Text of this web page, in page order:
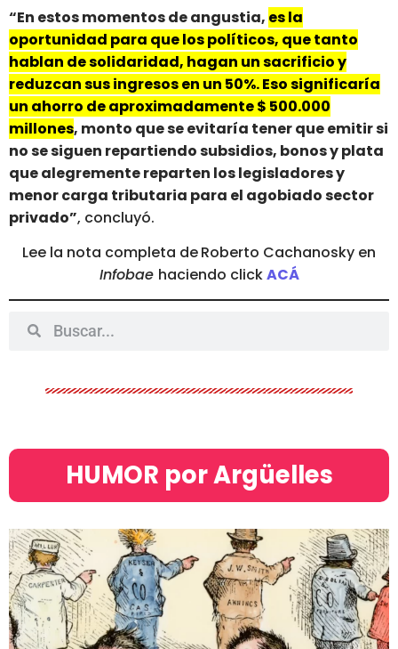
“En estos momentos de angustia, es la
oportunidad para que los políticos, que tanto
hablan de solidaridad, hagan un sacrificio y
reduzcan sus ingresos en un 50%. Eso significaría
un ahorro de aproximadamente $ 500.000
millones, monto que se evitaría tener que emitir si
no se siguen repartiendo subsidios, bonos y plata
que alegremente reparten los legisladores y
menor carga tributaria para el agobiado sector
privado”, concluyó.
Lee la nota completa deRoberto Cachanosky en
Infobae haciendo clickACÁ
HUMOR por Argüelles​